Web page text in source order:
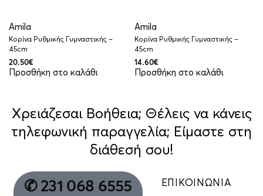
Amila
Κορίνα Ρυθμικής Γυμναστικής –
45cm
20.50€
Προσθήκη στο καλάθι
Amila
Κορίνα Ρυθμικής Γυμναστικής –
45cm
14.60€
Προσθήκη στο καλάθι
Χρειάζεσαι Βοήθεια; Θέλεις να κάνεις
τηλεφωνική παραγγελία; Είμαστε στη
διάθεσή σου!
✆ 231 068 6555 ΕΠΙΚΟΙΝΩΝΙΑ